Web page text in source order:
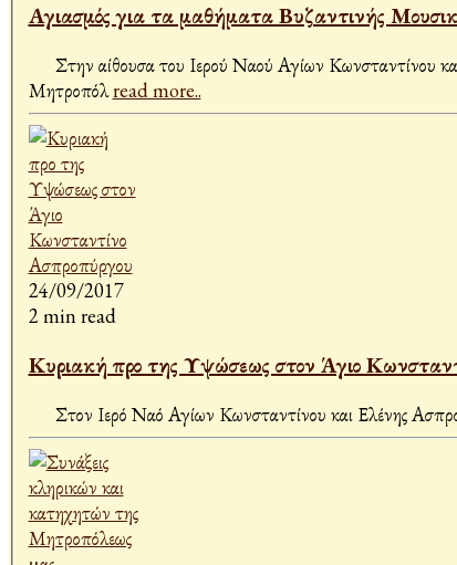
Αγιασμός για τα μαθήματα Βυζαντινής
Στην αίθουσα του Ιερού Ναού Αγίων Κωνσταντίνου
Μητροπόλread more..
24/09/2017
2 min read
Κυριακή προ της Υψώσεως στον Άγιο
Στον Ιερό Ναό Αγίων Κωνσταντίνου και Ελένης